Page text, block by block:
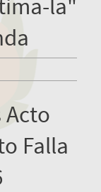
Acto
Falla